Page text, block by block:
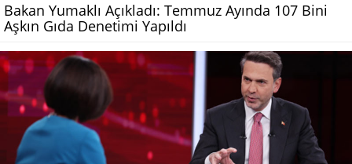
Bakan Yumaklı Açıkladı: Temmuz Ayında 107 Bini
Aşkın Gıda Denetimi Yapıldı